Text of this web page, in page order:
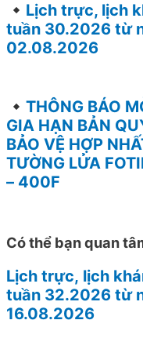
Lịch trực, lịch
tuần 30.2026 từ
02.08.2026
THÔNG BÁO
GIA HẠN BẢN
BẢO VỆ HỢP
TƯỜNG LỬA
– 400F
Có thể bạn quan
Lịch trực, lịch
tuần 32.2026 từ
16.08.2026